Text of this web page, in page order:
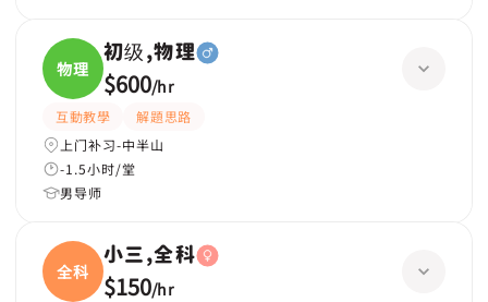
物理
初级,物理
$600/hr
互動教學
解題思路
上门补习-中半山
-1.5小时/堂
男导师
全科
小三,全科
$150/hr